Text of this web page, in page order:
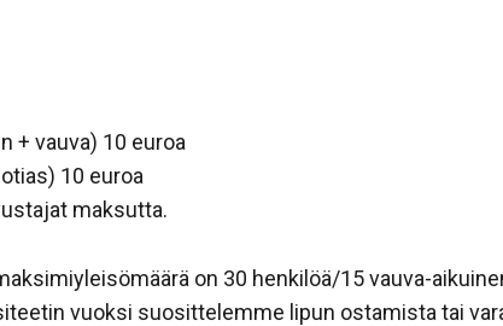
+ vauva) 10 euroa
10 euroa
maksutta.
on 30 henkilöä/15 vauva-
vuoksi suosittelemme lipun ostamista tai